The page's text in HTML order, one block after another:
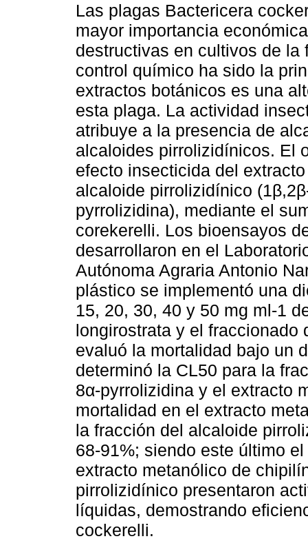
Las plagas Bactericera
mayor importancia
destructivas en cultivos de
control químico ha sido la
extractos botánicos es una
esta plaga. La actividad
atribuye a la presencia de
alcaloides pirrolizidínicos. El
efecto insecticida del
alcaloide pirrolizidínico
pyrrolizidina), mediante el
corekerelli. Los bioensayos
desarrollaron en el
Autónoma Agraria Antonio
plástico se implementó una
15, 20, 30, 40 y 50 mg ml-1
longirostrata y el
evaluó la mortalidad bajo un
determinó la CL50 para la
8α-pyrrolizidina y el extracto
mortalidad en el extracto
la fracción del alcaloide
68-91%; siendo este último
extracto metanólico de
pirrolizidínico presentaron
líquidas, demostrando
cockerelli.